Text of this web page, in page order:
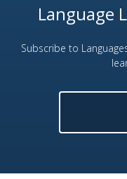
Language
Subscribe to